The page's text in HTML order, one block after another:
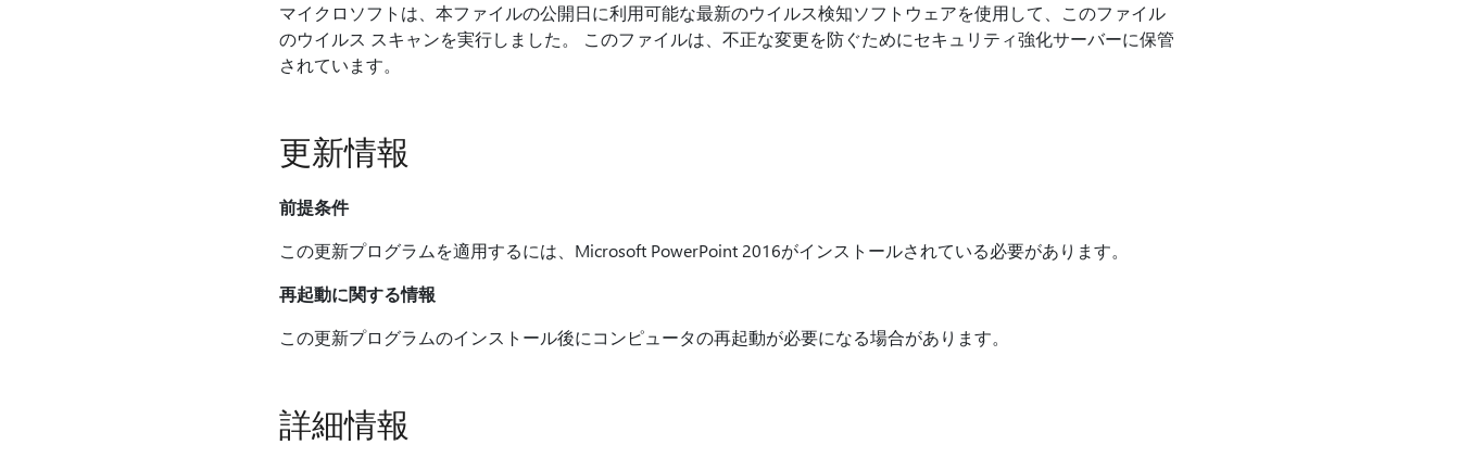
マイクロソフトは、本ファイルの公開日に利用可能な最新のウイルス検知ソフトウェアを使用して、このファイル
のウイルス スキャンを実行しました。 このファイルは、不正な変更を防ぐためにセキュリティ強化サーバーに保管
されています。
更新情報
前提条件
この更新プログラムを適用するには、Microsoft PowerPoint 2016がインストールされている必要があります。
再起動に関する情報
この更新プログラムのインストール後にコンピュータの再起動が必要になる場合があります。
詳細情報